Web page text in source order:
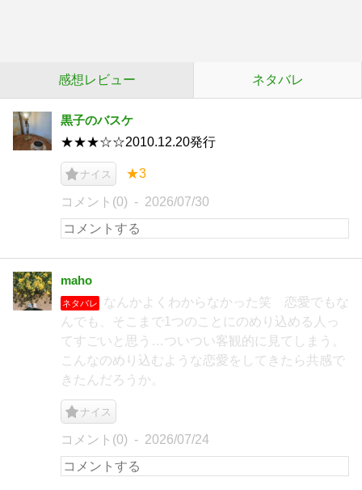
感想レビュー ネタバレ
黒子のバスケ
★★★☆☆2010.12.20発行
ナイス ★3
コメント(0) 2026/07/30
maho
ネタバレ
なんかよくわからなかった笑 恋愛でもな
んでも、そこまで1つのことにのめり込める人っ
てすごいと思う…ついつい客観的に見てしまう。
こんなのめり込むような恋愛をしてきたら共感で
きたんだろうか。
ナイス
コメント(0) 2026/07/24